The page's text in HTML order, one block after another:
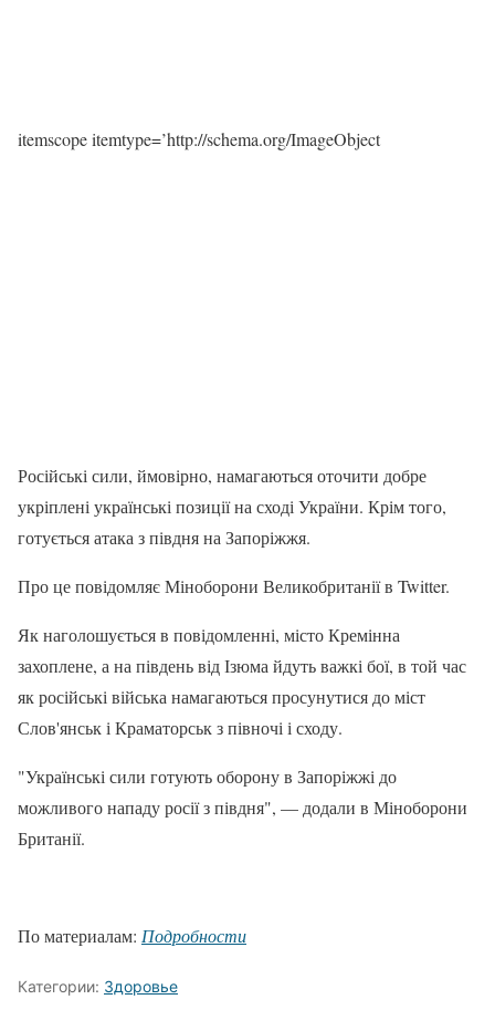
itemscope itemtype=’http://schema.org/ImageObject
Російські сили, ймовірно, намагаються оточити добре
укріплені українські позиції на сході України. Крім того,
готується атака з півдня на Запоріжжя.
Про це повідомляє Міноборони Великобританії в Twitter.
Як наголошується в повідомленні, місто Кремінна
захоплене, а на південь від Ізюма йдуть важкі бої, в той час
як російські війська намагаються просунутися до міст
Слов'янськ і Краматорськ з півночі і сходу.
"Українські сили готують оборону в Запоріжжі до
можливого нападу росії з півдня", — додали в Міноборони
Британії.
По материалам: Подробности
Категории: Здоровье